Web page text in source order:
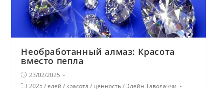
Необработанный алмаз: Красота
вместо пепла
23/02/2025
2025 / елей / красота / ценность / Элейн Таволаччи